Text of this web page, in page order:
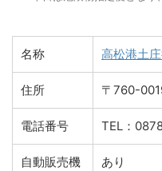
名称 高松港土
住所 〒760-
電話番号 TEL：
自動販売機 あり